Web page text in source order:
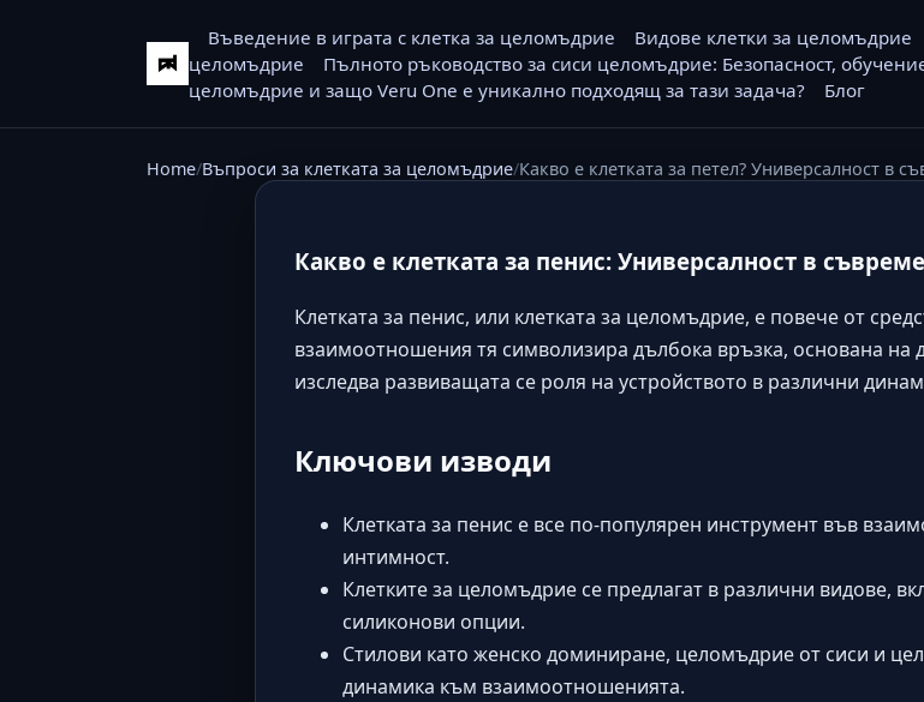
Въведение в играта с клетка за целомъдрие Видове клетки за целомъдрие
целомъдрие
Пълното ръководство за сиси целомъдрие: Безопасност,
целомъдрие и защо Veru One е уникално подходящ за тази задача?
Блог
Home Въпроси за клетката за целомъдрие Какво е клетката за петел? Универсалност в
Какво е клетката за пенис: Универсалност в
Клетката за пенис, или клетката за целомъдрие, е повече от
взаимоотношения тя символизира дълбока връзка, основана на
изследва развиващата се роля на устройството в различни
Ключови изводи
Клетката за пенис е все по-популярен инструмент във
интимност.
Клетките за целомъдрие се предлагат в различни видове,
силиконови опции.
Стилови като женско доминиране, целомъдрие от сиси и
динамика към взаимоотношенията.